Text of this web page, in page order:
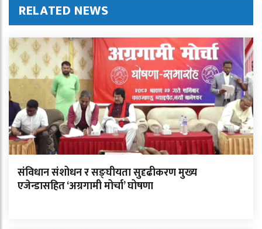
RELATED NEWS
संविधान संशोधन र सङ्घीयता सुदृढीकरण मुख्य
एजेन्डासहित ‘अग्रगामी मोर्चा’ घोषणा